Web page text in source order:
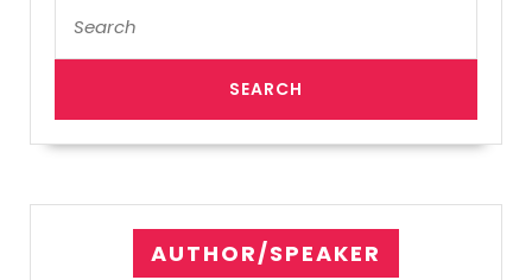
for:
AUTHOR/SPEAKER